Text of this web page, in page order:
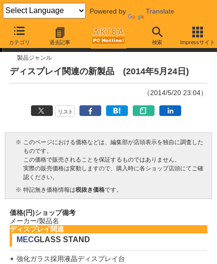
Powered by Translate
カテゴリ 過去記事 検索 Impressサイト
今週見つけた新製品
製品ジャンル
ディスプレイ関連の新製品 (2014年5月24日)
（2014/5/20 23:04）
リスト
※ このページにおける価格などは、編集部が店頭表示を独自に調査した
ものです。
この価格で販売されることを保証するものではありません。
実際の販売価格は変動しますので、購入時に各ショップ店頭にてご確
認ください。
※ 特記無き価格情報は税抜き価格です。
価格(円)ショップ備考
メーカー/製品名
ディスプレイ関連
MECGLASS STAND
強化ガラス採用液晶ディスプレイ台